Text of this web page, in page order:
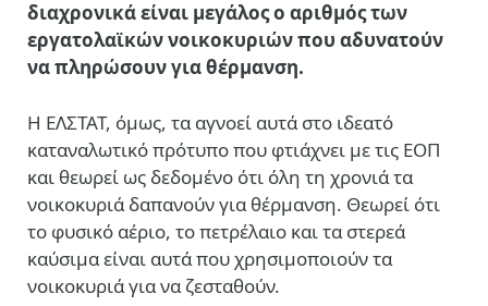
διαχρονικά είναι μεγάλος ο αριθμός των
εργατολαϊκών νοικοκυριών που αδυνατούν
να πληρώσουν για θέρμανση.
Η ΕΛΣΤΑΤ, όμως, τα αγνοεί αυτά στο ιδεατό
καταναλωτικό πρότυπο που φτιάχνει με τις ΕΟΠ
και θεωρεί ως δεδομένο ότι όλη τη χρονιά τα
νοικοκυριά δαπανούν για θέρμανση. Θεωρεί ότι
το φυσικό αέριο, το πετρέλαιο και τα στερεά
καύσιμα είναι αυτά που χρησιμοποιούν τα
νοικοκυριά για να ζεσταθούν.